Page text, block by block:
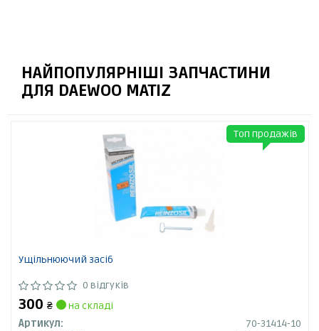
НАЙПОПУЛЯРНІШІ ЗАПЧАСТИНИ
ДЛЯ DAEWOO MATIZ
Ущільнюючий засіб
0 відгуків
300 ₴
на складі
Артикул:
70-31414-10
Топ продажів